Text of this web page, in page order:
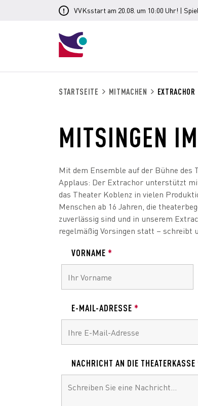
VVKsstart am 20.08. um 10:00 Uhr! |
STARTSEITE MITMACHEN EXTRACHOR
MITSINGEN
Mit dem Ensemble auf der Bühne des
Applaus: Der Extrachor unterstützt
das Theater Koblenz in vielen
Menschen ab 16 Jahren, die
zuverlässig sind und in unserem
regelmäßig Vorsingen statt – schreibt
VORNAME *
E-MAIL-ADRESSE *
NACHRICHT AN DIE THEATERKASSE